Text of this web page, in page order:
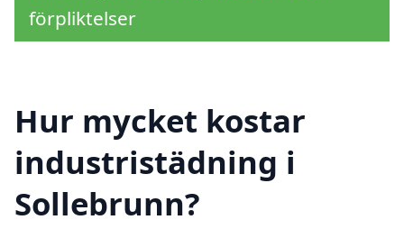
förpliktelser
Hur mycket kostar
industristädning i
Sollebrunn?